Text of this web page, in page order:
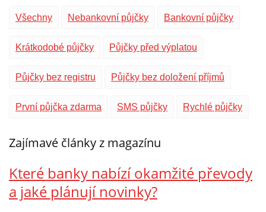
Všechny Nebankovní půjčky Bankovní půjčky
Krátkodobé půjčky Půjčky před výplatou
Půjčky bez registru Půjčky bez doložení příjmů
První půjčka zdarma SMS půjčky Rychlé půjčky
Zajímavé články z magazínu
Které banky nabízí okamžité převody
a jaké plánují novinky?